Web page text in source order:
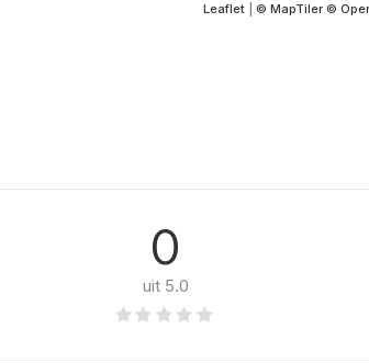
Leaflet| © MapTiler ©
0
uit 5.0